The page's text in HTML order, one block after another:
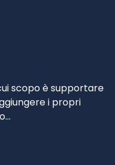
scopo è supportare
i propri